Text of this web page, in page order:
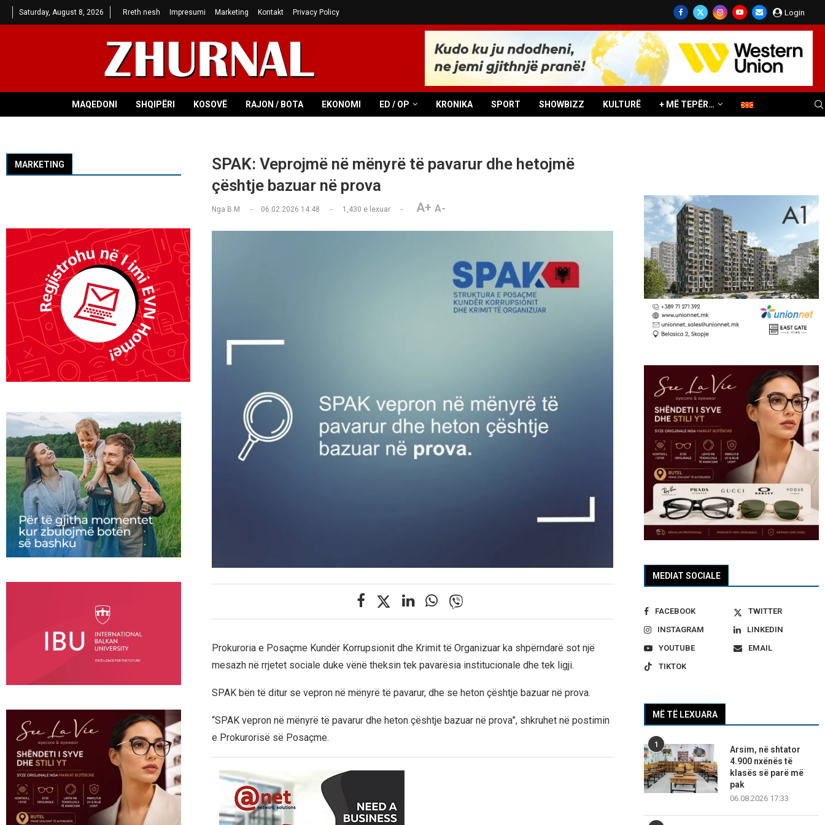
Saturday, August 8, 2026 Rreth nesh Impresumi Marketing Kontakt Privacy Policy Login
MAQEDONI SHQIPËRI KOSOVË RAJON / BOTA EKONOMI ED / OP KRONIKA SPORT SHOWBIZZ KULTURË + MË TEPËR…
SPAK: Veprojmë në mënyrë të pavarur dhe hetojmë
çështje bazuar në prova
Nga B.M 06.02.2026 14:48 1,430 e lexuar A+ A-
Prokuroria e Posaçme Kundër Korrupsionit dhe Krimit të Organizuar ka shpërndarë sot një
mesazh në rrjetet sociale duke vënë theksin tek pavarësia institucionale dhe tek ligji.
SPAK bën të ditur se vepron në mënyrë të pavarur, dhe se heton çështje bazuar në prova.
“SPAK vepron në mënyrë të pavarur dhe heton çështje bazuar në prova”, shkruhet në postimin
e Prokurorisë së Posaçme.
MEDIAT SOCIALE
FACEBOOK
TWITTER
INSTAGRAM
LINKEDIN
YOUTUBE
EMAIL
TIKTOK
MË TË LEXUARA
1
Arsim, në shtator
4.900 nxënës të
klasës së parë më
pak
06.08.2026 17:33
MARKETING